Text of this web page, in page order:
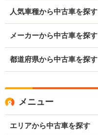
人気車種から中古車を探す
メーカーから中古車を探す
都道府県から中古車を探す
メニュー
エリアから中古車を探す